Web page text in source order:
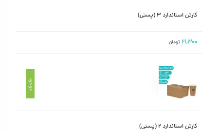
کارتن استاندارد ۳ (پستی)
۲۱,۳۰۰ تومان
موجود
کارتن استاندارد ۲ (پستی)